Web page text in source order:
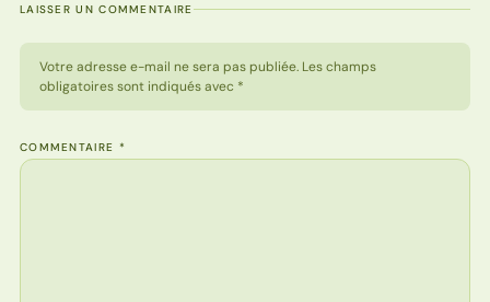
LAISSER UN COMMENTAIRE
Votre adresse e-mail ne sera pas publiée. Les champs
obligatoires sont indiqués avec *
COMMENTAIRE *